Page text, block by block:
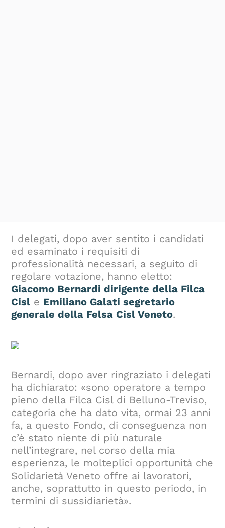
I delegati, dopo aver sentito i candidati
ed esaminato i requisiti di
professionalità necessari, a seguito di
regolare votazione, hanno eletto:
Giacomo Bernardi dirigente della Filca
Cisl e Emiliano Galati segretario
generale della Felsa Cisl Veneto.
Bernardi, dopo aver ringraziato i delegati
ha dichiarato: «sono operatore a tempo
pieno della Filca Cisl di Belluno-Treviso,
categoria che ha dato vita, ormai 23 anni
fa, a questo Fondo, di conseguenza non
c’è stato niente di più naturale
nell’integrare, nel corso della mia
esperienza, le molteplici opportunità che
Solidarietà Veneto offre ai lavoratori,
anche, soprattutto in questo periodo, in
termini di sussidiarietà».